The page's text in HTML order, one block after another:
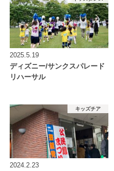
2025.5.19
ディズニー/サンクスパレード
リハーサル
キッズチア
2024.2.23